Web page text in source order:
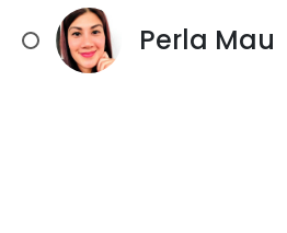
Perla Mau